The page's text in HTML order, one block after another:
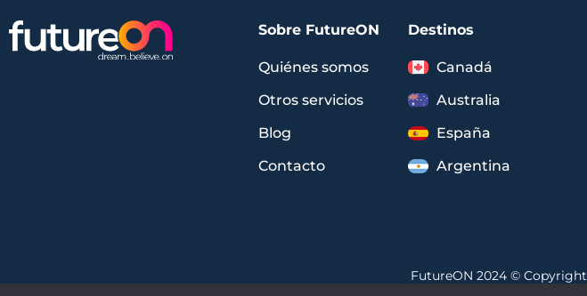
Sobre FutureON
Quiénes somos
Otros servicios
Blog
Contacto
Destinos
Canadá
Australia
España
Argentina
FutureON 2024 © Copyright